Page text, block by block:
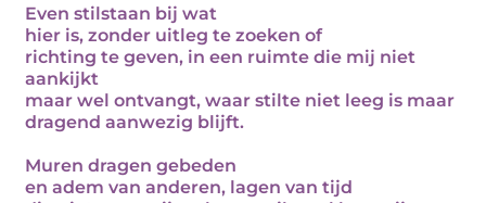
Even stilstaan bij wat
hier is, zonder uitleg te zoeken of
richting te geven, in een ruimte die mij niet
aankijkt
maar wel ontvangt, waar stilte niet leeg is maar
dragend aanwezig blijft.
Muren dragen gebeden
en adem van anderen, lagen van tijd